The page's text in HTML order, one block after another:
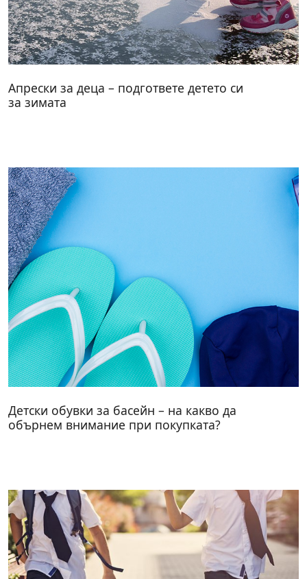
Апрески за деца – подгответе детето си
за зимата
Детски обувки за басейн – на какво да
обърнем внимание при покупката?